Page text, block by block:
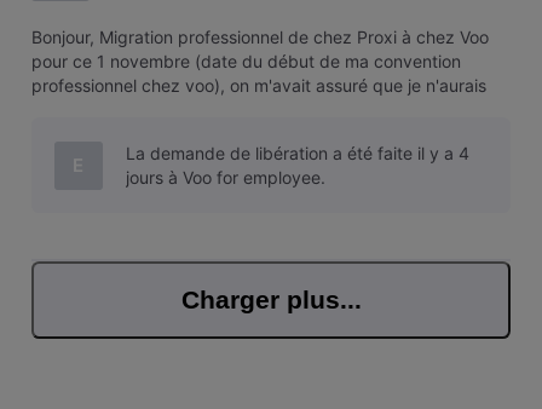
Bonjour, Migration professionnel de chez Proxi à chez Voo
pour ce 1 novembre (date du début de ma convention
professionnel chez voo), on m'avait assuré que je n'aurais
lis qu'il fau
E
La demande de libération a été faite il y a 4
jours à Voo for employee.
Charger plus...